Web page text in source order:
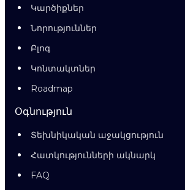
Կարծիքներ
Նորություններ
Բլոգ
Կոնտակտներ
Roadmap
Օգնություն
Տեխնիկական աջակցություն
Հատկությունների ակնարկ
FAQ